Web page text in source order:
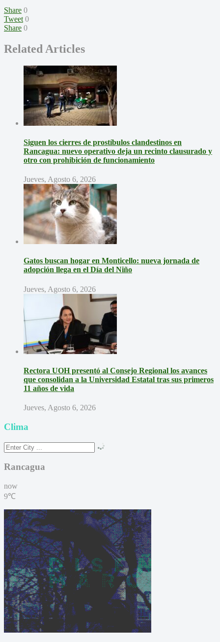
Share 0
Tweet 0
Share 0
Related Articles
Siguen los cierres de prostíbulos clandestinos en
Rancagua: nuevo operativo deja un recinto clausurado y
otro con prohibición de funcionamiento
Jueves, Agosto 6, 2026
Gatos buscan hogar en Monticello: nueva jornada de
adopción llega en el Día del Niño
Jueves, Agosto 6, 2026
Rectora UOH presentó al Consejo Regional los avances
que consolidan a la Universidad Estatal tras sus primeros
11 años de vida
Jueves, Agosto 6, 2026
Clima
Rancagua
now
9℃